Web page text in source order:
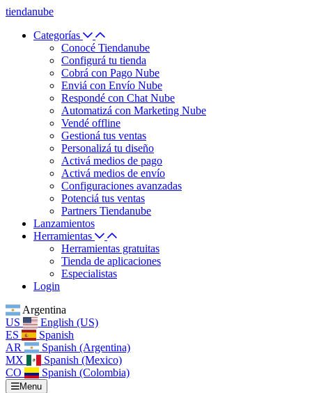
tiendanube
Categorías
Conocé Tiendanube
Configurá tu tienda
Cobrá con Pago Nube
Enviá con Envío Nube
Respondé con Chat Nube
Automatizá con Marketing Nube
Vendé offline
Gestioná tus ventas
Personalizá tu diseño
Activá medios de pago
Activá medios de envío
Configuraciones avanzadas
Potenciá tus ventas
Partners Tiendanube
Lanzamientos
Herramientas
Herramientas gratuitas
Tienda de aplicaciones
Especialistas
Login
Argentina
US
English (US)
ES
Spanish
AR
Spanish (Argentina)
MX
Spanish (Mexico)
CO
Spanish (Colombia)
Menu